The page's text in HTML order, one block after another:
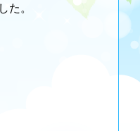
た。